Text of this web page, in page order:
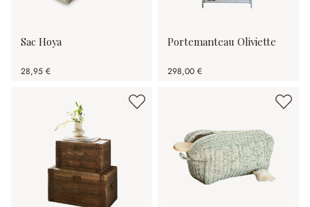
Sac Hoya
28,95 €
Portemanteau Oliviette
298,00 €